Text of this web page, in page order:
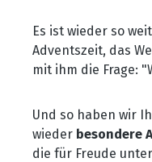
Es ist wieder so
Adventszeit, das
mit ihm die Frage:
Und so haben wir
wieder besondere
die für Freude